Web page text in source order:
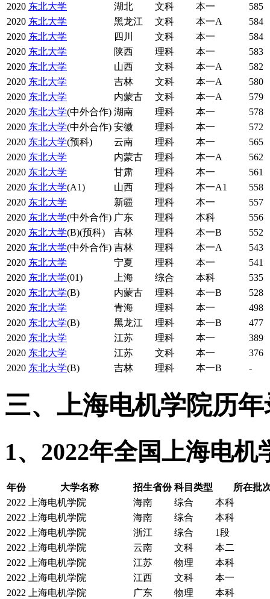
2020 东北大学 湖北 文科 本一
585
2020 东北大学 黑龙江 文科 本一A
584
2020 东北大学 四川 文科 本一
584
2020 东北大学 陕西 理科 本一
583
2020 东北大学 山西 文科 本一A
582
2020 东北大学 吉林 文科 本一A
580
2020 东北大学 内蒙古 文科 本一A
579
2020 东北大学(中外合作) 湖南 理科 本一
578
2020 东北大学(中外合作) 安徽 理科 本一
572
2020 东北大学(预科) 云南 理科 本一
565
2020 东北大学 内蒙古 理科 本一A
562
2020 东北大学 甘肃 理科 本一
561
2020 东北大学(A1) 山西 理科 本一A1
558
2020 东北大学 新疆 理科 本一
557
2020 东北大学(中外合作) 广东 理科 本科
556
2020 东北大学(B)(预科) 吉林 理科 本一B
552
2020 东北大学(中外合作) 吉林 理科 本一A
543
2020 东北大学 宁夏 理科 本一
541
2020 东北大学(01) 上海 综合 本科
535
2020 东北大学(B) 内蒙古 理科 本一B
528
2020 东北大学 青海 理科 本一
498
2020 东北大学(B) 黑龙江 理科 本一B
477
2020 东北大学 江苏 理科 本一
389
2020 东北大学 江苏 文科 本一
376
2020 东北大学(B) 吉林 理科 本一B -
三、上海电机学院历
1、2022年全国上海电
年份 大学名称 招生省份 科目类型
所在批
2022
上海电机学院 海南 综合
本科
2022
上海电机学院 海南 综合
本科
2022
上海电机学院 浙江 综合
1段
2022
上海电机学院 云南 文科
本二
2022
上海电机学院 江苏 物理
本科
2022
上海电机学院 江西 文科
本一
2022
上海电机学院 广东 物理
本科